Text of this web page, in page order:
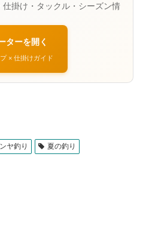
ターを開く
× 仕掛けガイド
ヤ釣り 夏の釣り